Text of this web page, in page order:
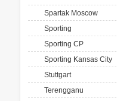
Spartak Moscow
Sporting
Sporting CP
Sporting Kansas City
Stuttgart
Terengganu